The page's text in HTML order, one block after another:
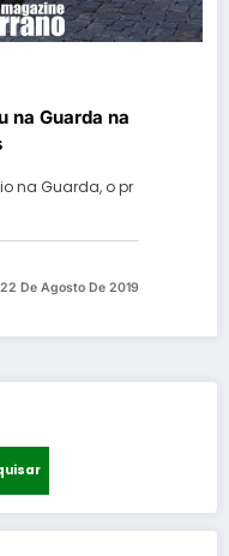
na Guarda na
na Guarda, o pr
22 De Agosto De 2019